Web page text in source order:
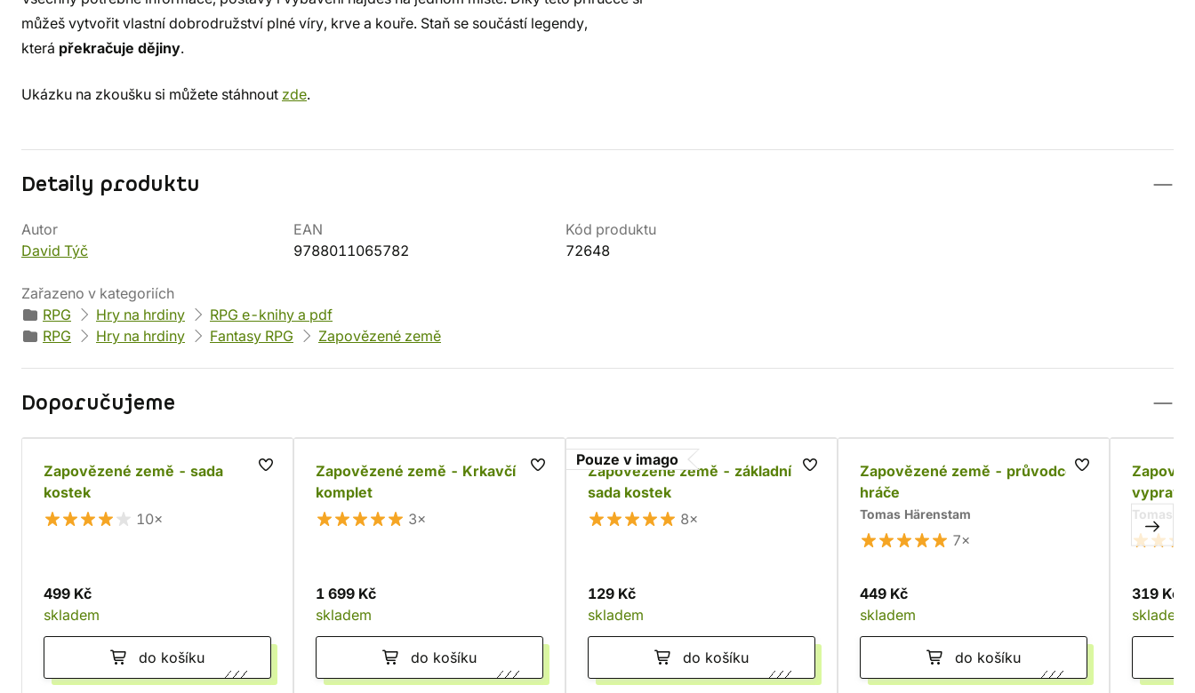
můžeš vytvořit vlastní dobrodružství plné víry, krve a kouře. Staň se součástí legendy,
která překračuje dějiny.
Ukázku na zkoušku si můžete stáhnout zde.
Detaily produktu
Autor
David Týč
EAN
9788011065782
Kód produktu
72648
Zařazeno v kategoriích
RPG
Hry na hrdiny
RPG e-knihy a pdf
RPG
Hry na hrdiny Fantasy RPG Zapovězené země
Doporučujeme
Zapovězené země - sada
kostek
10×
499 Kč
skladem
do košíku
Zapovězené země - Krkavčí
komplet
3×
1 699 Kč
skladem
do košíku
Pouze v imago
Zapovězené země - základní
sada kostek
8×
129 Kč
skladem
do košíku
Zapovězené země - průvodce
hráče
Tomas Härenstam
7×
449 Kč
skladem
do košíku
Tomas
319 Kč
skladem